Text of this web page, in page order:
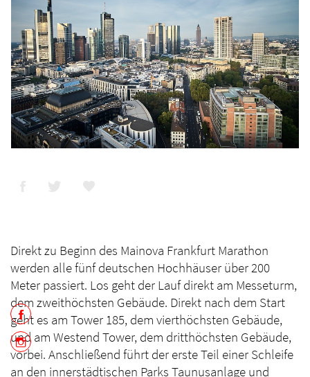
Direkt zu Beginn des Mainova Frankfurt Marathon
werden alle fünf deutschen Hochhäuser über 200
Meter passiert. Los geht der Lauf direkt am Messeturm,
dem zweithöchsten Gebäude. Direkt nach dem Start
geht es am Tower 185, dem vierthöchsten Gebäude,
und am Westend Tower, dem dritthöchsten Gebäude,
vorbei. Anschließend führt der erste Teil einer Schleife
an den inner­städtischen Parks Taunusanlage und